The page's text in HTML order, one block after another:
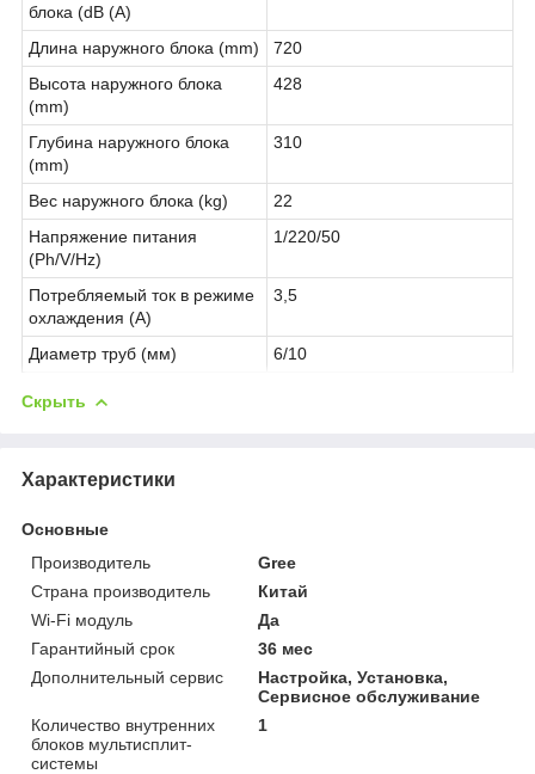
блока (dB (A)
Длина наружного блока (mm)
720
Высота наружного блока
(mm)
428
Глубина наружного блока
(mm)
310
Вес наружного блока (kg)
22
Напряжение питания
(Ph/V/Hz)
1/220/50
Потребляемый ток в режиме
охлаждения (A)
3,5
Диаметр труб (мм) 6/10
Скрыть
Характеристики
Основные
Производитель
Gree
Страна производитель
Китай
Wi-Fi модуль
Да
Гарантийный срок
36 мес
Дополнительный сервис
Настройка, Установка,
Сервисное обслуживание
Количество внутренних
блоков мультисплит-
системы
1